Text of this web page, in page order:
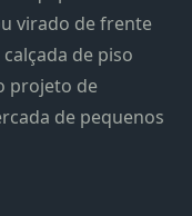
virado de frente
de piso
projeto de
de pequenos